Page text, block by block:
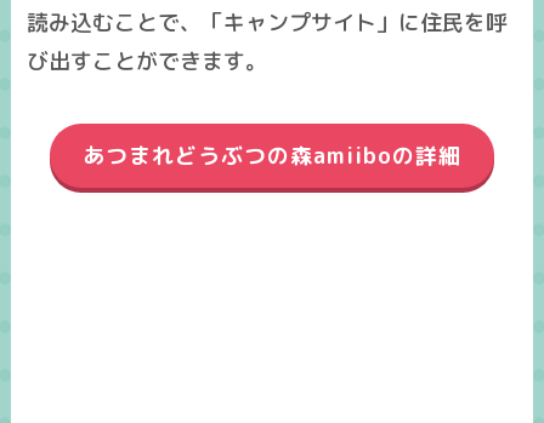
読み込むことで、「キャンプサイト」に住民を呼
び出すことができます。
あつまれどうぶつの森amiiboの詳細